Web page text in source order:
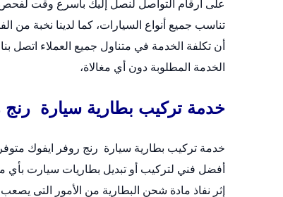
على أرقام التواصل لنصل إليك بأسرع وقت لفحص
تناسب جميع أنواع السيارات، كما لدينا نخبة من
أن تكلفة الخدمة في متناول جميع العملاء اتصل
الخدمة المطلوبة دون أي مغالاة،
خدمة تركيب بطارية سيارة رنج
أفضل فني لتركيب أو تبديل بطاريات سيارت بأي
إثر نفاذ مادة شحن البطارية من الأمور التى